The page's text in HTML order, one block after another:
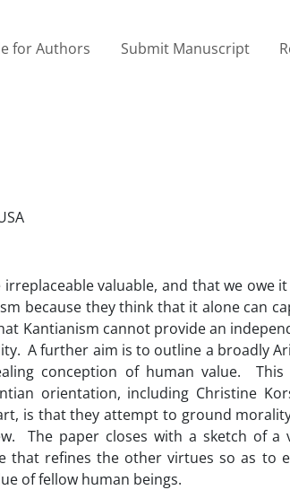
for Authors Submit Manuscript
valuable, and that we owe
because they think that it alone can
Kantianism cannot provide an
A further aim is to outline a broadly
conception of human value.
orientation, including Christine
is that they attempt to ground
The paper closes with a sketch of
that refines the other virtues so as to
of fellow human beings.